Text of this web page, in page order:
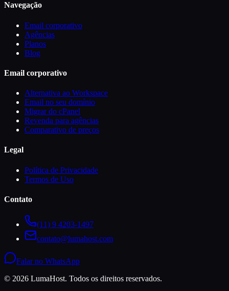
Navegação
Email corporativo
Agências
Planos
Blog
Email corporativo
Alternativa ao Workspace
Email no seu domínio
Migrar do cPanel
Revenda para agências
Comparativo de preços
Legal
Política de Privacidade
Termos de Uso
Contato
(11) 9 4203-1497
contato@lumahost.com
Falar no WhatsApp
© 2026 LumaHost. Todos os direitos reservados.